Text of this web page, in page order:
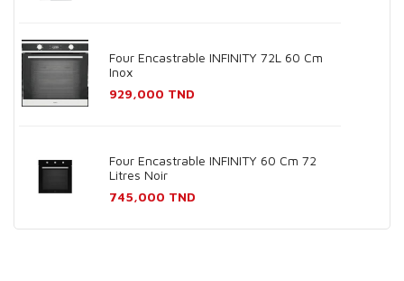
Four Encastrable INFINITY 72L 60 Cm
Inox
Prix
929,000 TND
Four Encastrable INFINITY 60 Cm 72
Litres Noir
Prix
745,000 TND